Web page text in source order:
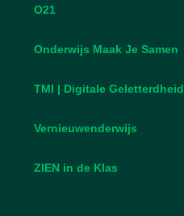
O21
Onderwijs Maak Je Samen
TMI | Digitale Geletterdheid
Vernieuwenderwijs
ZIEN in de Klas